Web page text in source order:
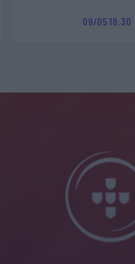
09/05 18:30